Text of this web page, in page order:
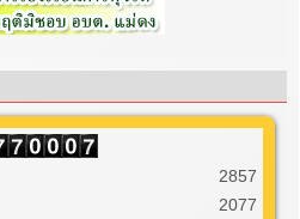
2857
2077